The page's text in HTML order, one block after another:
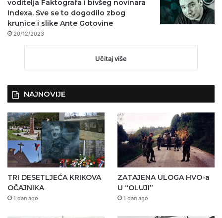
voditelja Faktografa i bivšeg novinara
Indexa. Sve se to dogodilo zbog
krunice i slike Ante Gotovine
20/12/2023
Učitaj više
NAJNOVIJE
TRI DESETLJEĆA KRIKOVA
OČAJNIKA
1 dan ago
ZATAJENA ULOGA HVO-a
U “OLUJI”
1 dan ago